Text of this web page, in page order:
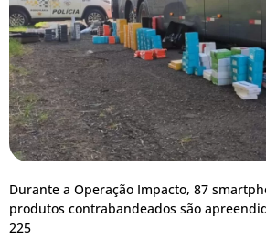
Durante a Operação Impacto, 87
produtos contrabandeados são
225